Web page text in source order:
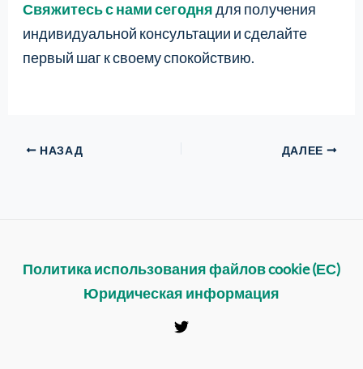
Свяжитесь с нами сегоднядля получения
индивидуальной консультации и сделайте
первый шаг к своему спокойствию.
НАЗАД ДАЛЕЕ
Политика использования файлов cookie (ЕС)
Юридическая информация